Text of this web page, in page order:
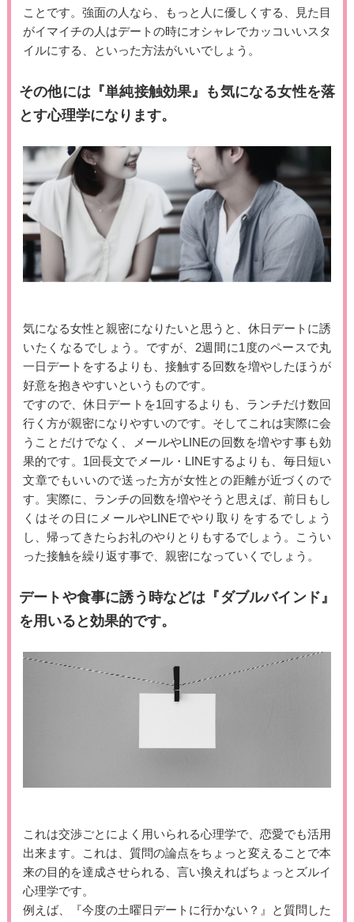
ことです。強面の人なら、もっと人に優しくする、見た目
がイマイチの人はデートの時にオシャレでカッコいいスタ
イルにする、といった方法がいいでしょう。
その他には『単純接触効果』も気になる女性を落
とす心理学になります。
気になる女性と親密になりたいと思うと、休日デートに誘
いたくなるでしょう。ですが、2週間に1度のペースで丸
一日デートをするよりも、接触する回数を増やしたほうが
好意を抱きやすいというものです。
ですので、休日デートを1回するよりも、ランチだけ数回
行く方が親密になりやすいのです。そしてこれは実際に会
うことだけでなく、メールやLINEの回数を増やす事も効
果的です。1回長文でメール・LINEするよりも、毎日短い
文章でもいいので送った方が女性との距離が近づくので
す。実際に、ランチの回数を増やそうと思えば、前日もし
くはその日にメールやLINEでやり取りをするでしょう
し、帰ってきたらお礼のやりとりもするでしょう。こうい
った接触を繰り返す事で、親密になっていくでしょう。
デートや食事に誘う時などは『ダブルバインド』
を用いると効果的です。
これは交渉ごとによく用いられる心理学で、恋愛でも活用
出来ます。これは、質問の論点をちょっと変えることで本
来の目的を達成させられる、言い換えればちょっとズルイ
心理学です。
例えば、『今度の土曜日デートに行かない？』と質問した